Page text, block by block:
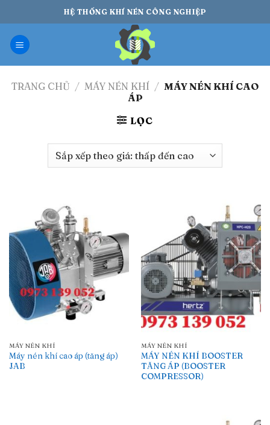
qua
nội
dung
HỆ THỐNG KHÍ NÉN CÔNG NGHIỆP
TRANG CHỦ / MÁY NÉN KHÍ / MÁY NÉN KHÍ CAO
ÁP
LỌC
MÁY NÉN KHÍ
Máy nén khí cao áp (tăng áp)
JAB
MÁY NÉN KHÍ
MÁY NÉN KHÍ BOOSTER
TĂNG ÁP (BOOSTER
COMPRESSOR)